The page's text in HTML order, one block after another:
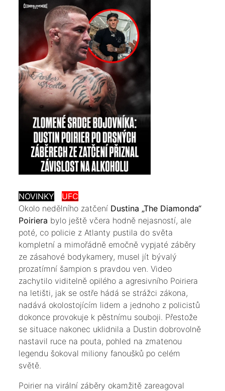
NOVINKY
UFC
​Okolo nedělního zatčení Dustina „The Diamonda“
Poiriera bylo ještě včera hodně nejasností, ale
poté, co policie z Atlanty pustila do světa
kompletní a mimořádně emočně vypjaté záběry
ze zásahové bodykamery, musel jít bývalý
prozatímní šampion s pravdou ven. Video
zachytilo viditelně opilého a agresivního Poiriera
na letišti, jak se ostře hádá se strážci zákona,
nadává okolostojícím lidem a jednoho z policistů
dokonce provokuje k pěstnímu souboji. Přestože
se situace nakonec uklidnila a Dustin dobrovolně
nastavil ruce na pouta, pohled na zmatenou
legendu šokoval miliony fanoušků po celém
světě.
​Poirier na virální záběry okamžitě zareagoval